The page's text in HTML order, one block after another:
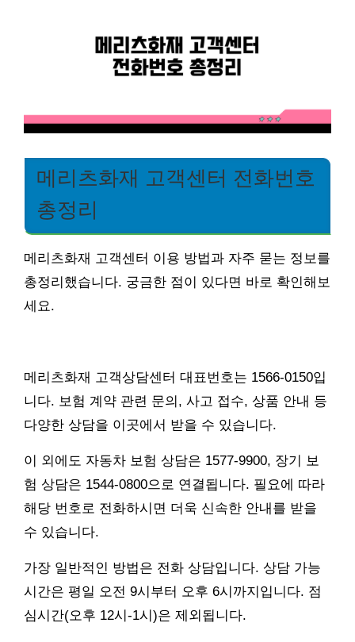
메리츠화재 고객센터 전화번호
총정리
메리츠화재 고객센터 이용 방법과 자주 묻는 정보를
총정리했습니다. 궁금한 점이 있다면 바로 확인해보
세요.
메리츠화재 고객상담센터 대표번호는 1566-0150입
니다. 보험 계약 관련 문의, 사고 접수, 상품 안내 등
다양한 상담을 이곳에서 받을 수 있습니다.
이 외에도 자동차 보험 상담은 1577-9900, 장기 보
험 상담은 1544-0800으로 연결됩니다. 필요에 따라
해당 번호로 전화하시면 더욱 신속한 안내를 받을
수 있습니다.
가장 일반적인 방법은 전화 상담입니다. 상담 가능
시간은 평일 오전 9시부터 오후 6시까지입니다. 점
심시간(오후 12시-1시)은 제외됩니다.